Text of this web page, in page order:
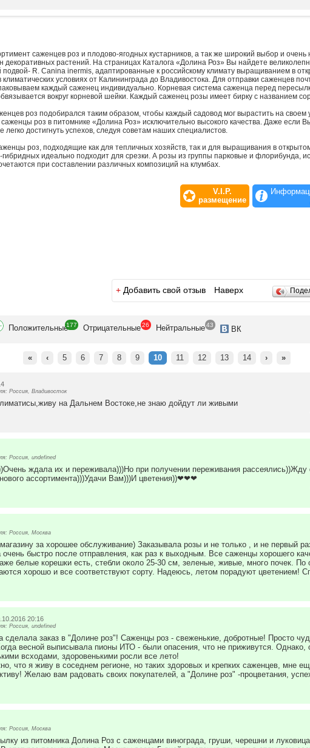
саженцев роз и плодово-ягодных кустарников, а так же широкий выбор и очень
декоративных растений. На страницах Каталога «Долина Роз» Вы найдете
R. Canina inermis, адаптированные к российскому климату выращиванием в
условиях от Калининграда до Владивостока. Для отправки саженцев
каждый саженец индивидуально. Корневая система саженца перед
вокруг корневой шейки. Каждый саженец розы имеет бирку с названием
роз подобирался таким образом, чтобы каждый садовод мог вырастить на своем
роз в питомнике «Долина Роз» исключительно высокого качества. Даже если
легко достигнуть успехов, следуя советам наших специалистов.
роз, подходящие как для тепличных хозяйств, так и для выращивания в
идеально подходит для срезки. А розы из группы парковые и флорибунда,
при составлении различных композиций на клумбах.
подобрать семена декоративных растений, которые будут отличными соседями
видов и сортов цветов, таких как лаванда, василек, дельфиниум и флокс, а
для сада в дополнении к розовым кустам. Мы предлагаем вам семена одной из
V.I.P.
размещение
+ Добавить свой отзыв Наверх
Положительные177 Отрицательные 26 Нейтральные 43 ВК
« ‹ 5 6 7 8 9 10 11 12 13 14 › »
Россия, Владивосток
на Дальнем Востоке,не знаю дойдут ли живыми
Россия, undefined
ждала их и переживала)))Но при получении переживания рассеялись))Жду
ассортимента)))Удачи Вам)))И цветения))❤❤❤
Россия, Москва
за хорошее обслуживание) Заказывала розы и не только , и не первый
быстро после отправления, как раз к выходным. Все саженцы хорошего
белые корешки есть, стебли около 25-30 см, зеленые, живые, много почек.
хорошо и все соответствуют сорту. Надеюсь, летом порадуют цветением!
20:16
Россия, undefined
сделала заказ в "Долине роз"! Саженцы роз - свеженькие, добротные! Просто
весной выписывала пионы ИТО - были опасения, что не приживутся. Однако,
всходами, здоровенькими росли все лето!
что я живу в соседнем регионе, но таких здоровых и крепких саженцев, мне
Желаю вам радовать своих покупателей, а "Долине роз" -процветания,
Россия, Москва
из питомника Долина Роз с саженцами винограда, груши, черешни и